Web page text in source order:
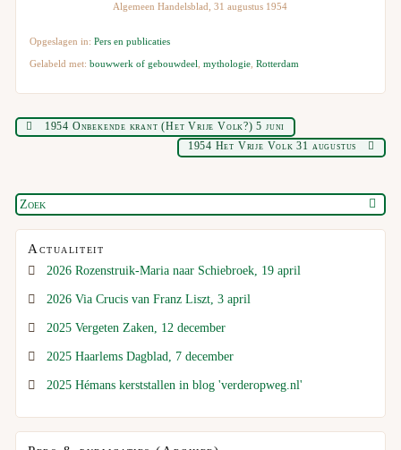
Algemeen Handelsblad, 31 augustus 1954
Opgeslagen in:Pers en publicaties
Gelabeld met:bouwwerk of gebouwdeel ,mythologie ,Rotterdam
1954 Onbekende krant (Het Vrije Volk?) 5 juni
1954 Het Vrije Volk 31 augustus
Actualiteit
2026 Rozenstruik-Maria naar Schiebroek, 19 april
2026 Via Crucis van Franz Liszt, 3 april
2025 Vergeten Zaken, 12 december
2025 Haarlems Dagblad, 7 december
2025 Hémans kerststallen in blog 'verderopweg.nl'